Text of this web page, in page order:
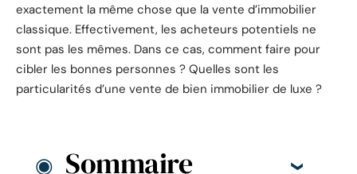
exactement la même chose que la vente d’immobilier
classique. Effectivement, les acheteurs potentiels ne
sont pas les mêmes. Dans ce cas, comment faire pour
cibler les bonnes personnes ? Quelles sont les
particularités d’une vente de bien immobilier de luxe ?
Sommaire